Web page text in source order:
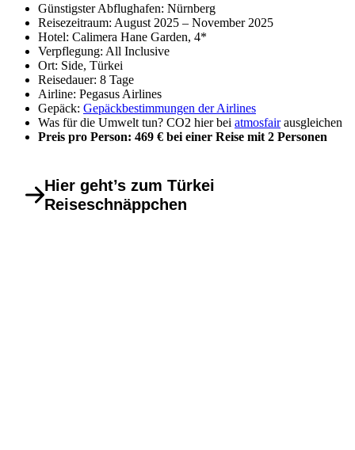
Günstigster Abflughafen: Nürnberg
Reisezeitraum: August 2025 – November 2025
Hotel: Calimera Hane Garden, 4*
Verpflegung: All Inclusive
Ort: Side, Türkei
Reisedauer: 8 Tage
Airline: Pegasus Airlines
Gepäck: Gepäckbestimmungen der Airlines
Was für die Umwelt tun? CO2 hier bei atmosfairausgleichen
Preis pro Person: 469 € bei einer Reise mit 2 Personen
Hier geht’s zum Türkei
Reiseschnäppchen